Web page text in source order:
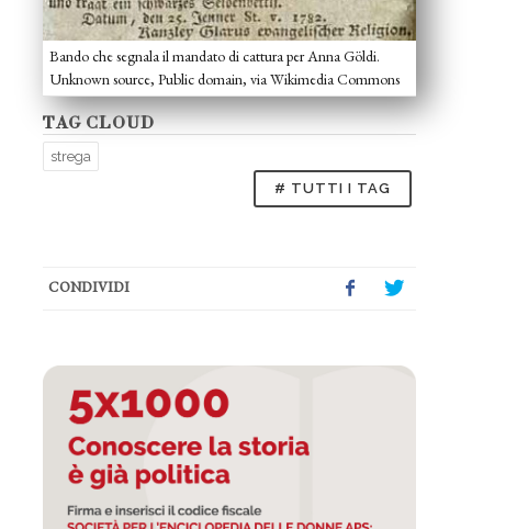
Bando che segnala il mandato di cattura per Anna Göldi.
Unknown source, Public domain, via Wikimedia Commons
TAG CLOUD
strega
# TUTTI I TAG
CONDIVIDI